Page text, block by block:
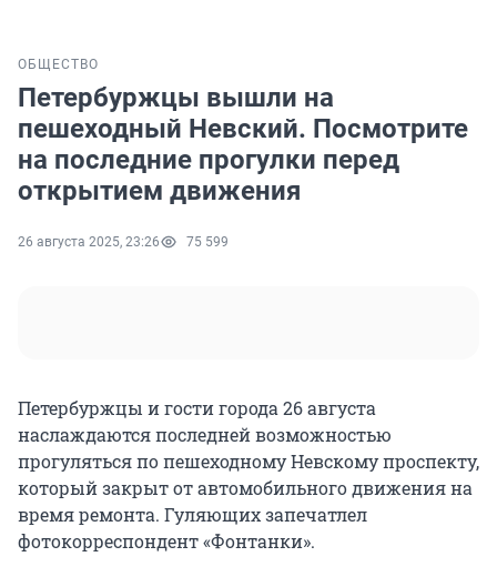
ОБЩЕСТВО
Петербуржцы вышли на
пешеходный Невский. Посмотрите
на последние прогулки перед
открытием движения
26 августа 2025, 23:26 75 599
Петербуржцы и гости города 26 августа
наслаждаются последней возможностью
прогуляться по пешеходному Невскому проспекту,
который закрыт от автомобильного движения на
время ремонта. Гуляющих запечатлел
фотокорреспондент «Фонтанки».